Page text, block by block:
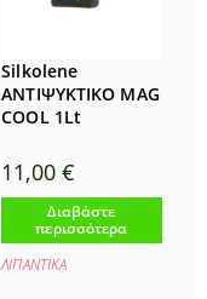
Silkolene
ΑΝΤΙΨΥΚΤΙΚΟ MAG
COOL 1Lt
11,00 €
Διαβάστε
περισσότερα
ΛΙΠΑΝΤΙΚΑ